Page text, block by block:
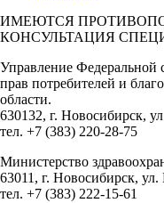
ИМЕЮТСЯ
КОНСУЛЬТАЦИЯ
Управление Федеральной
прав потребителей и
области.
630132, г. Новосибирск,
тел. +7 (383) 220-28-75
Министерство
63011, г. Новосибирск,
тел. +7 (383) 222-15-61